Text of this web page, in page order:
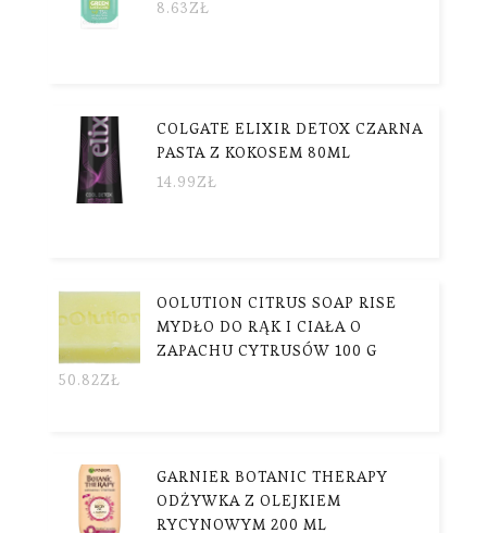
8.63ZŁ
COLGATE ELIXIR DETOX CZARNA
PASTA Z KOKOSEM 80ML
14.99ZŁ
OOLUTION CITRUS SOAP RISE
MYDŁO DO RĄK I CIAŁA O
ZAPACHU CYTRUSÓW 100 G
50.82ZŁ
GARNIER BOTANIC THERAPY
ODŻYWKA Z OLEJKIEM
RYCYNOWYM 200 ML